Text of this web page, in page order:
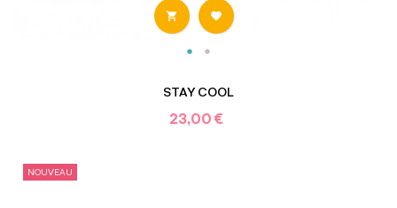
 
STAY COOL
23,00 €
NOUVEAU